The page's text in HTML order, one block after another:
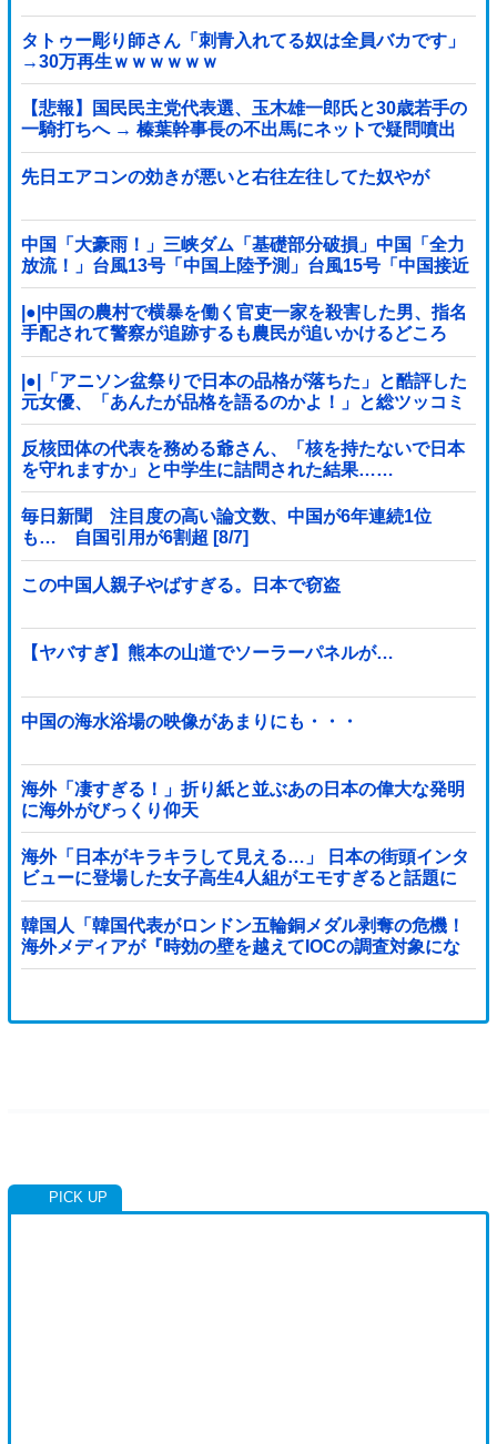
タトゥー彫り師さん「刺青入れてる奴は全員バカです」
→30万再生ｗｗｗｗｗｗ
【悲報】国民民主党代表選、玉木雄一郎氏と30歳若手の
一騎打ちへ → 榛葉幹事長の不出馬にネットで疑問噴出
ｗｗｗｗｗｗｗｗｗｗｗｗｗｗｗ
先日エアコンの効きが悪いと右往左往してた奴やが
中国「大豪雨！」三峡ダム「基礎部分破損」中国「全力
放流！」台風13号「中国上陸予測」台風15号「中国接近
（画像」中国「台風同時上陸！（穀物生産が壊滅危機」
→
|●|中国の農村で横暴を働く官吏一家を殺害した男、指名
手配されて警察が追跡するも農民が追いかけるどころ
か……
|●|「アニソン盆祭りで日本の品格が落ちた」と酷評した
元女優、「あんたが品格を語るのかよ！」と総ツッコミ
を食らってしまい……
反核団体の代表を務める爺さん、「核を持たないで日本
を守れますか」と中学生に詰問された結果……
毎日新聞 注目度の高い論文数、中国が6年連続1位
も… 自国引用が6割超 [8/7]
この中国人親子やばすぎる。日本で窃盗
【ヤバすぎ】熊本の山道でソーラーパネルが…
中国の海水浴場の映像があまりにも・・・
海外「凄すぎる！」折り紙と並ぶあの日本の偉大な発明
に海外がびっくり仰天
海外「日本がキラキラして見える…」 日本の街頭インタ
ビューに登場した女子高生4人組がエモすぎると話題に
韓国人「韓国代表がロンドン五輪銅メダル剥奪の危機！
海外メディアが『時効の壁を越えてIOCの調査対象にな
り得る』と報道！」